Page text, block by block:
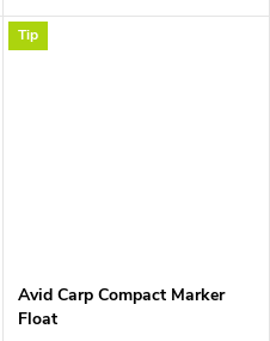
Tip
Avid Carp Compact Marker
Float